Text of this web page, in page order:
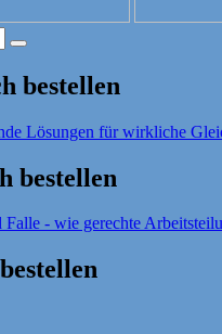
Suche
bestellen
bestellen